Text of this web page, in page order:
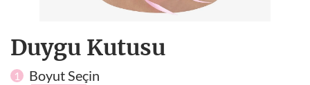
Duygu Kutusu
1 Boyut Seçin